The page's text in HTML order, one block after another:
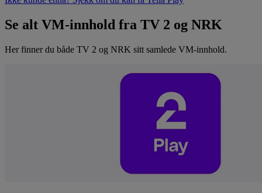
Se alt VM-innhold fra TV 2 og NRK
Her finner du både TV 2 og NRK sitt samlede VM-innhold.